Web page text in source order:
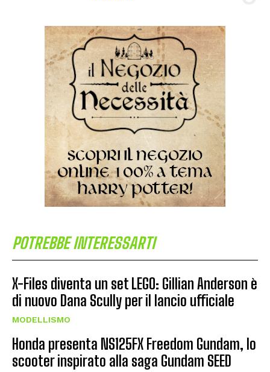
POTREBBE INTERESSARTI
X-Files diventa un set LEGO: Gillian Anderson è
di nuovo Dana Scully per il lancio ufficiale
MODELLISMO
Honda presenta NS125FX Freedom Gundam, lo
scooter inspirato alla saga Gundam SEED